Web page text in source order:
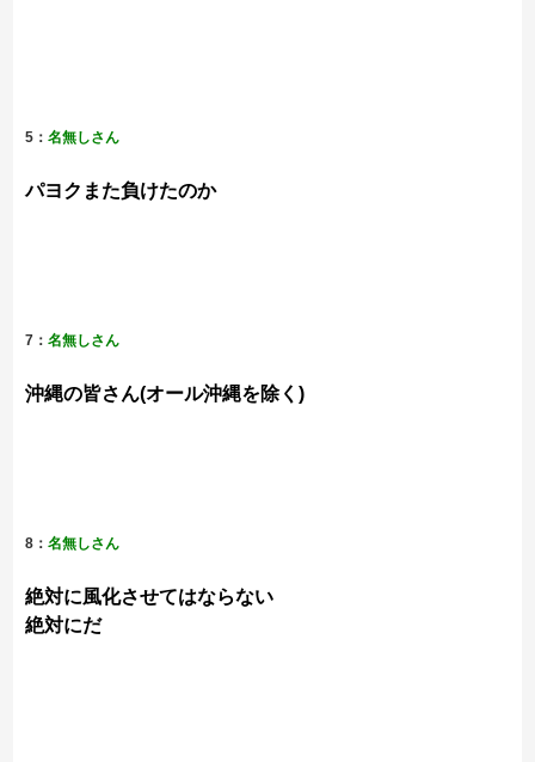
5：名無しさん
パヨクまた負けたのか
7：名無しさん
沖縄の皆さん(オール沖縄を除く)
8：名無しさん
絶対に風化させてはならない
絶対にだ